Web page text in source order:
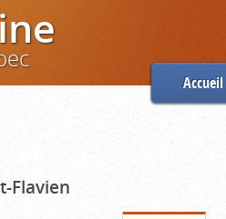
Accueil
Flavien